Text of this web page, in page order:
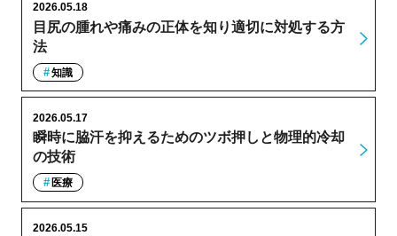
目尻の腫れや痛みの正体を知り適切に対処する方
法
2026.05.18
知識
瞬時に脇汗を抑えるためのツボ押しと物理的冷却
の技術
2026.05.17
医療
2026.05.15